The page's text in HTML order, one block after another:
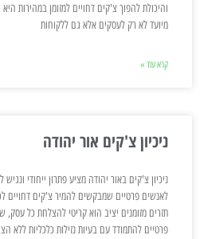
והיכולת להפוך צ'קים דחויים למזומן במהירות
מיועד לא רק לעסקים אלא גם ללקוחות
קרא עוד »
ניכיון צ'קים אור יהודה
ניכיון צ'קים באור יהודה מציע פתרון ייחודי ונגיש
לאנשים פרטיים שמבקשים להמיר צ'קים דחויים
תזרים מזומנים יציב הוא קריטי להצלחת כל עסק,
פרטיים להתמודד עם בעיות נזילות כלכליות ללא